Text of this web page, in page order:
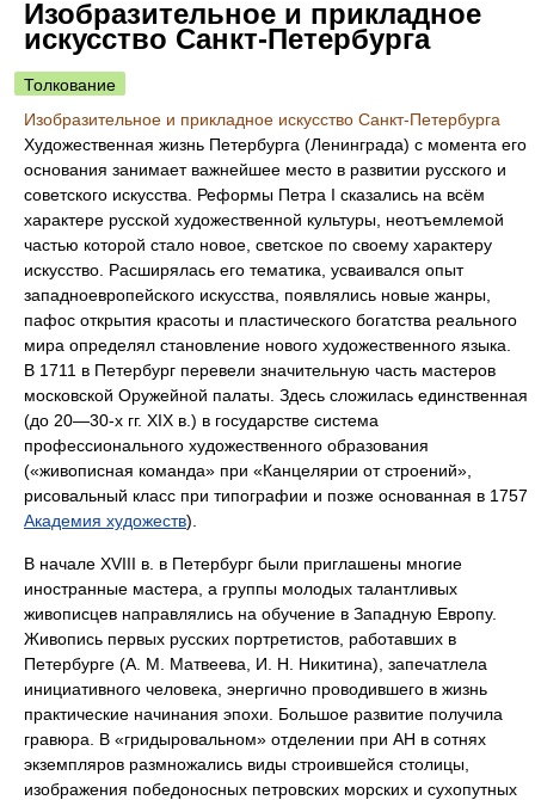
Изобразительное и прикладное
искусство Санкт-Петербурга
Толкование
Изобразительное и прикладное искусство Санкт-Петербурга
Художественная жизнь Петербурга (Ленинграда) с момента его
основания занимает важнейшее место в развитии русского и
советского искусства. Реформы Петра I сказались на всём
характере русской художественной культуры, неотъемлемой
частью которой стало новое, светское по своему характеру
искусство. Расширялась его тематика, усваивался опыт
западноевропейского искусства, появлялись новые жанры,
пафос открытия красоты и пластического богатства реального
мира определял становление нового художественного языка.
В 1711 в Петербург перевели значительную часть мастеров
московской Оружейной палаты. Здесь сложилась единственная
(до 20—30-х гг. XIX в.) в государстве система
профессионального художественного образования
(«живописная команда» при «Канцелярии от строений»,
рисовальный класс при типографии и позже основанная в 1757
Академия художеств).
В начале XVIII в. в Петербург были приглашены многие
иностранные мастера, а группы молодых талантливых
живописцев направлялись на обучение в Западную Европу.
Живопись первых русских портретистов, работавших в
Петербурге (А. М. Матвеева, И. Н. Никитина), запечатлела
инициативного человека, энергично проводившего в жизнь
практические начинания эпохи. Большое развитие получила
гравюра. В «гридыровальном» отделении при АН в сотнях
экземпляров размножались виды строившейся столицы,
изображения победоносных петровских морских и сухопутных